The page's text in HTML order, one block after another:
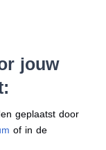
jouw
geplaatst door
of in de